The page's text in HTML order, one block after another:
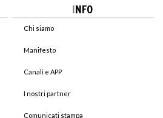
INFO
Chi siamo
Manifesto
Canali e APP
I nostri partner
Comunicati stampa